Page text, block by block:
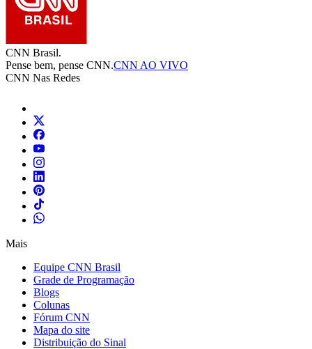
CNN Brasil.
Pense bem, pense CNN.CNN AO VIVO
CNN Nas Redes
Mais
Equipe CNN Brasil
Grade de Programação
Blogs
Colunas
Fórum CNN
Mapa do site
Distribuição do Sinal